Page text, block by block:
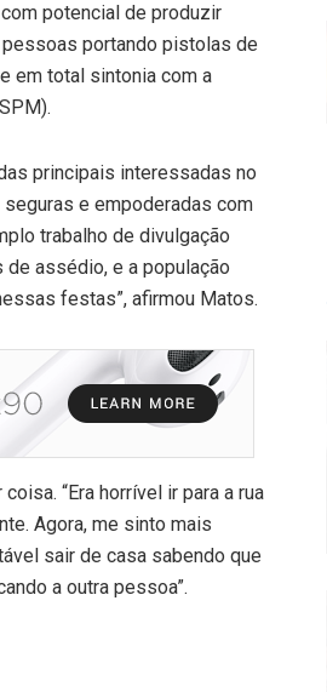
potencial de produzir
portando pistolas de
em total sintonia com a
principais interessadas no
e empoderadas com
trabalho de divulgação
assédio, e a população
festas”, afirmou Matos.
“Era horrível ir para a rua
Agora, me sinto mais
sair de casa sabendo que
a outra pessoa”.